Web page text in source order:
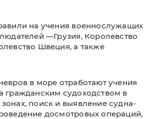
на учения военнослужащих
—Грузия, Королевство
Швеция, а также
в море отработают учения
гражданским судоходством в
поиск и выявление судна-
досмотровых операций,